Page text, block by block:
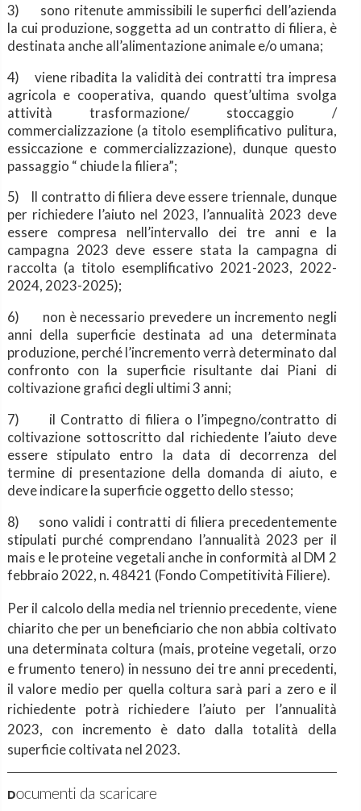
3)
sono ritenute ammissibili le superfici dell’azienda
la cui produzione, soggetta ad un contratto di filiera, è
destinata anche all’alimentazione animale e/o umana;
4)
viene ribadita la validità dei contratti tra impresa
agricola e cooperativa, quando quest’ultima svolga
attività trasformazione/ stoccaggio /
commercializzazione (a titolo esemplificativo pulitura,
essiccazione e commercializzazione), dunque questo
passaggio “ chiude la filiera”;
5)
Il contratto di filiera deve essere triennale, dunque
per richiedere l’aiuto nel 2023, l’annualità 2023 deve
essere compresa nell’intervallo dei tre anni e la
campagna 2023 deve essere stata la campagna di
raccolta (a titolo esemplificativo 2021-2023, 2022-
2024, 2023-2025);
6)
non è necessario prevedere un incremento negli
anni della superficie destinata ad una determinata
produzione, perché l’incremento verrà determinato dal
confronto con la superficie risultante dai Piani di
coltivazione grafici degli ultimi 3 anni;
7)
il Contratto di filiera o l’impegno/contratto di
coltivazione sottoscritto dal richiedente l’aiuto deve
essere stipulato entro la data di decorrenza del
termine di presentazione della domanda di aiuto, e
deve indicare la superficie oggetto dello stesso;
8)
sono validi i contratti di filiera precedentemente
stipulati purché comprendano l’annualità 2023 per il
mais e le proteine vegetali anche in conformità al DM 2
febbraio 2022, n. 48421 (Fondo Competitività Filiere).
Per il calcolo della media nel triennio precedente, viene
chiarito che per un beneficiario che non abbia coltivato
una determinata coltura (mais, proteine vegetali, orzo
e frumento tenero) in nessuno dei tre anni precedenti,
il valore medio per quella coltura sarà pari a zero e il
richiedente potrà richiedere l’aiuto per l’annualità
2023, con incremento è dato dalla totalità della
superficie coltivata nel 2023.
Documenti da scaricare